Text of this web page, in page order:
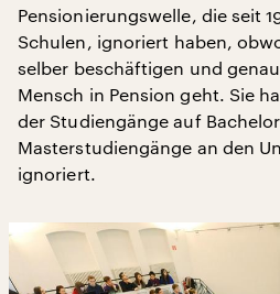
Pensionierungswelle, die seit
Schulen, ignoriert haben,
selber beschäftigen und
Mensch in Pension geht. Sie
der Studiengänge auf
Masterstudiengänge an den
ignoriert.